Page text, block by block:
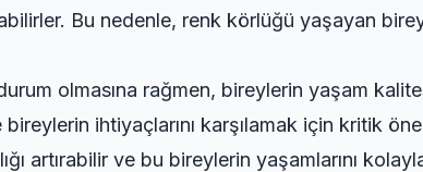
Bu nedenle, renk körlüğü yaşayan
olmasına rağmen, bireylerin yaşam
ihtiyaçlarını karşılamak için kritik
artırabilir ve bu bireylerin yaşamlarını